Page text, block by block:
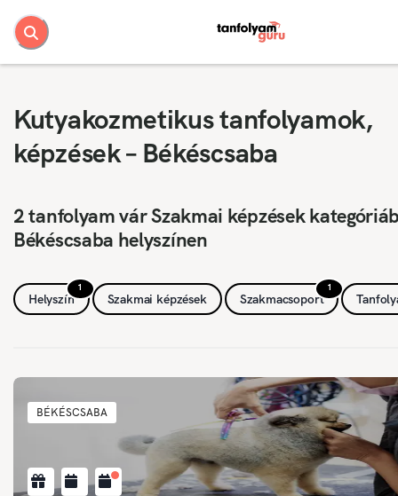
Kutyakozmetikus tanfolyamok,
képzések – Békéscsaba
2 tanfolyam vár Szakmai képzések
Békéscsaba helyszínen
1
Helyszín Szakmai képzések
1
Szakmacsoport
BÉKÉSCSABA